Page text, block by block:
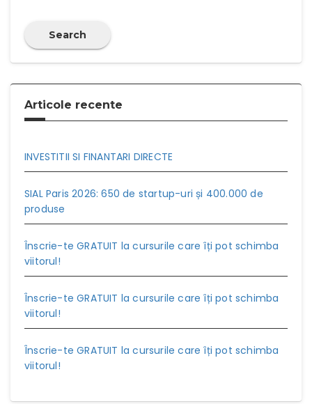
Search
Articole recente
INVESTITII SI FINANTARI DIRECTE
SIAL Paris 2026: 650 de startup-uri și 400.000 de
produse
Înscrie-te GRATUIT la cursurile care îți pot schimba
viitorul!
Înscrie-te GRATUIT la cursurile care îți pot schimba
viitorul!
Înscrie-te GRATUIT la cursurile care îți pot schimba
viitorul!